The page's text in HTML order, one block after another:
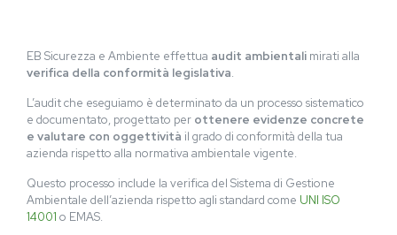
EB Sicurezza e Ambiente effettua audit ambientali mirati alla
verifica della conformità legislativa.
L’audit che eseguiamo è determinato da un processo sistematico
e documentato, progettato per ottenere evidenze concrete
e valutare con oggettività il grado di conformità della tua
azienda rispetto alla normativa ambientale vigente.
Questo processo include la verifica del Sistema di Gestione
Ambientale dell’azienda rispetto agli standard come UNI ISO
14001 o EMAS.